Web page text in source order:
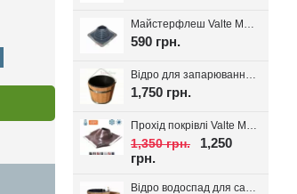
590 грн.
1,750 грн.
1,350 грн.
1,250
грн.